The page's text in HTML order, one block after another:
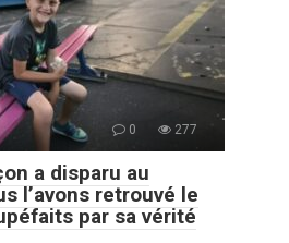
0 277
a disparu au
l’avons retrouvé le
par sa vérité